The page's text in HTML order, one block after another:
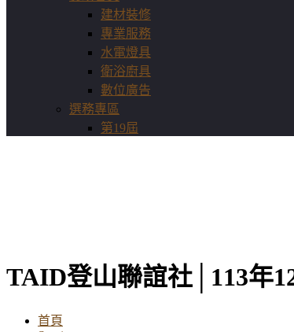
建材裝修
專業服務
水電燈具
衛浴廚具
數位廣告
選務專區
第19屆
TAID登山聯誼社│113年
首頁